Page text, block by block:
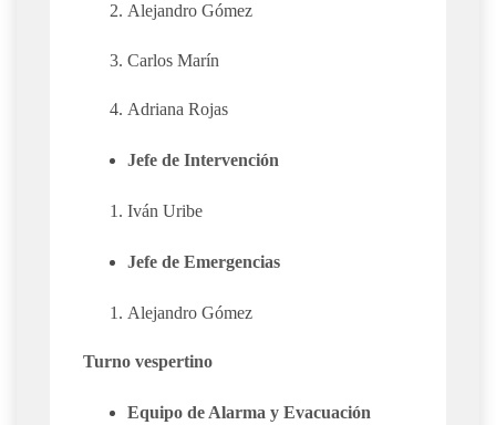
Alejandro Gómez
Carlos Marín
Adriana Rojas
Jefe de Intervención
Iván Uribe
Jefe de Emergencias
Alejandro Gómez
Turno vespertino
Equipo de Alarma y Evacuación